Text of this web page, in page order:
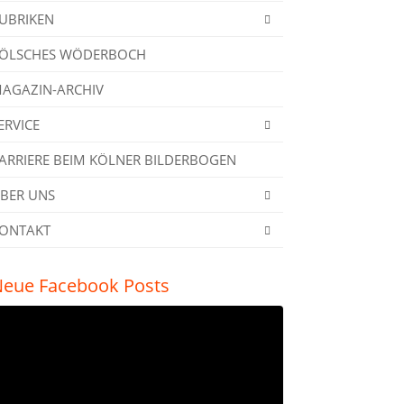
WÖDERBOCH
ARCHIV
BEIM KÖLNER BILDERBOGEN
UNS
Facebook Posts